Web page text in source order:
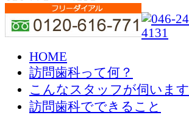
HOME
訪問歯科って何？
こんなスタッフが伺います
訪問歯科でできること